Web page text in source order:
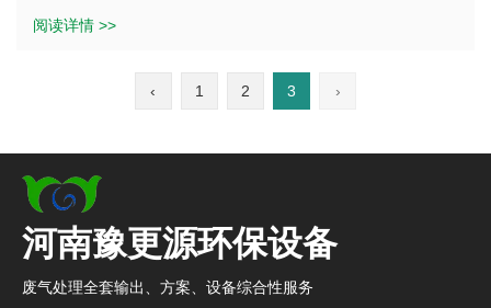
降低换热加热效果。如需使用 PVC 板材配套加热结构，可定制
阅读详情 >>
‹ 1 2 3 ›
河南豫更源环保设备
废气处理全套输出、方案、设备综合性服务